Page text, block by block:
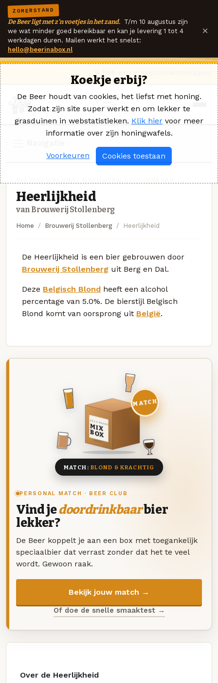
ZOMERSTAND
De Beer ligt met z'n voetjes in het zand. T/m 10 augustus zijn
we wat minder goed bereikbaar en kan je levering 1 tot 4
werkdagen duren. Mailen werkt het snelst:
hello@beerinabox.nl
×
Heerlijkheid
van Brouwerij Stollenberg
Home Brouwerij Stollenberg Heerlijkheid
De Heerlijkheid is een bier gebrouwen door
Brouwerij Stollenberg uit Berg en Dal.
Deze Belgisch Blond heeft een alcohol
percentage van 5.0%. De bierstijl Belgisch
Blond komt van oorsprong uit België.
PERSONAL MATCH · BEER CLUB
Vind jedoordrinkbaarbier
lekker?
De Beer koppelt je aan een box met toegankelijk
speciaalbier dat verrast zonder dat het te veel
wordt. Gewoon raak.
Bekijk jouw match →
Of doe de snelle smaaktest →
DEZE MAAND
MIX
BOX
8 BIEREN
MATCH
MATCH: BLOND & KRACHTIG
Over de Heerlijkheid
Koekje erbij?
De Beer houdt van cookies, het liefst met honing.
Zodat zijn site super werkt en om lekker te
grasduinen in webstatistieken. Klik hier voor meer
informatie over zijn honingwafels.
Voorkeuren Cookies toestaan